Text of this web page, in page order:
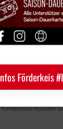
mussten
Förderkeis